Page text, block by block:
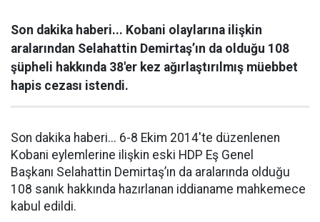
Son dakika haberi... Kobani olaylarına ilişkin
aralarından Selahattin Demirtaş’ın da olduğu 108
şüpheli hakkında 38'er kez ağırlaştırılmış müebbet
hapis cezası istendi.
Son dakika haberi... 6-8 Ekim 2014'te düzenlenen
Kobani eylemlerine ilişkin eski HDP Eş Genel
Başkanı Selahattin Demirtaş’ın da aralarında olduğu
108 sanık hakkında hazırlanan iddianame mahkemece
kabul edildi.